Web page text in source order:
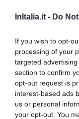
InItalia.it - Do
If you wish to opt-
processing of your
targeted
section to confirm
opt-out request is
interest-based ads
us or personal
your opt-out. You
Hôtels avec
Latium
Hôtels avec
Fiuggi
Hôtels avec
Hôtels avec